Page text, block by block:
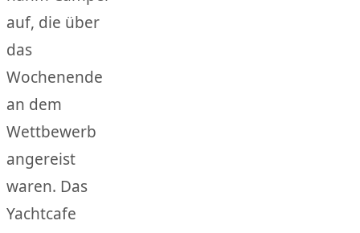
auf, die über
das
Wochenende
an dem
Wettbewerb
angereist
waren. Das
Yachtcafe